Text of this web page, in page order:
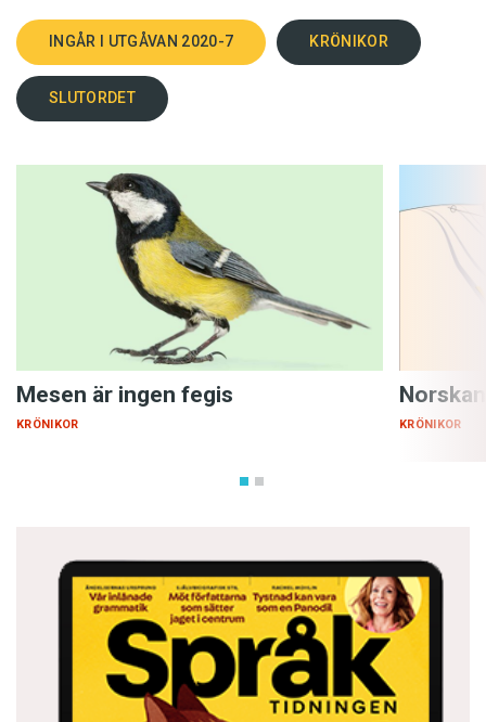
INGÅR I UTGÅVAN 2020-7 KRÖNIKOR
SLUTORDET
Mesen är ingen fegis
KRÖNIKOR KRÖNIKOR